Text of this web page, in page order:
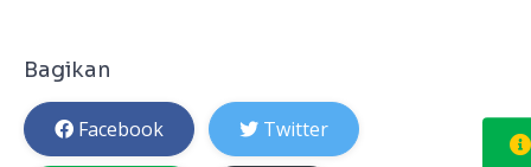
Bagikan
Facebook Twitter